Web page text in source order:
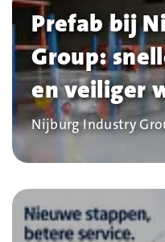
Prefab bij
Group:
en veiliger
Bedrijf
Nijburg Industry